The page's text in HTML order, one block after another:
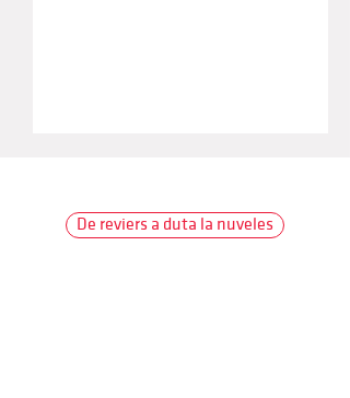
De reviers a duta la nuveles